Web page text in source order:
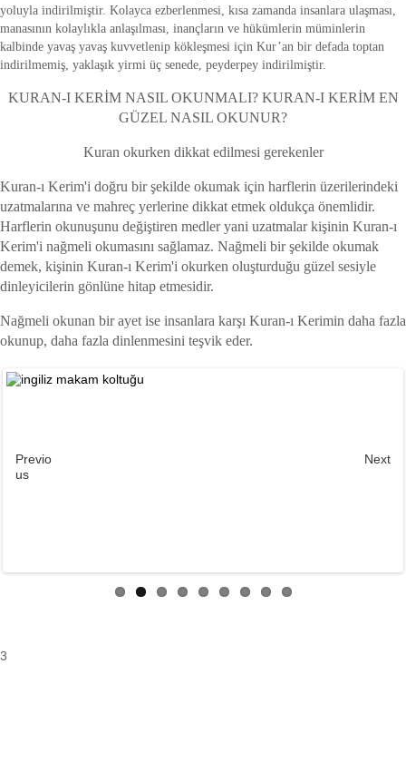
yoluyla indirilmiştir. Kolayca ezberlenmesi, kısa zamanda insanlara ulaşması,
manasının kolaylıkla anlaşılması, inançların ve hükümlerin müminlerin
kalbinde yavaş yavaş kuvvetlenip kökleşmesi için Kur’an bir defada toptan
indirilmemiş, yaklaşık yirmi üç senede, peyderpey indirilmiştir.
KURAN-I KERİM NASIL OKUNMALI? KURAN-I KERİM EN
GÜZEL NASIL OKUNUR?
Kuran okurken dikkat edilmesi gerekenler
Kuran-ı Kerim'i doğru bir şekilde okumak için harflerin üzerilerindeki
uzatmalarına ve mahreç yerlerine dikkat etmek oldukça önemlidir.
Harflerin okunuşunu değiştiren medler yani uzatmalar kişinin Kuran-ı
Kerim'i nağmeli okumasını sağlamaz. Nağmeli bir şekilde okumak
demek, kişinin Kuran-ı Kerim'i okurken oluşturduğu güzel sesiyle
dinleyicilerin gönlüne hitap etmesidir.
Nağmeli okunan bir ayet ise insanlara karşı Kuran-ı Kerimin daha fazla
okunup, daha fazla dinlenmesini teşvik eder.
Previo
us
Next
3